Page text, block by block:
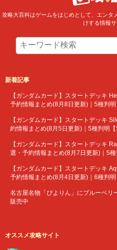
攻略大百科はゲームをはじめとして、エンタ
けする情報サ
新着記事
【ガンダムカード】スタートデッキ
予約情報まとめ(8月8日更新)｜5種判明
【ガンダムカード】スタートデッキ
約情報まとめ(8月5日更新)｜5種判明【
【ガンダムカード】スタートデッキ
選・予約情報まとめ(8月7日更新)｜5種
【ガンダムカード】スタートデッキ
予約情報まとめ(8月4日更新)｜6種判明
名古屋名物「ぴよりん」にブルーベリ
販売中
オススメ攻略サイト